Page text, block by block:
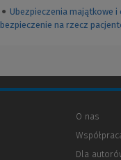
● Ubezpieczenia majątkowe i
na rzecz
O nas
Dla